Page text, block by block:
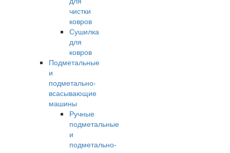
чистки
ковров
Сушилка
для
ковров
Подметальные
и
подметально-
всасывающие
машины
Ручные
подметальные
и
подметально-